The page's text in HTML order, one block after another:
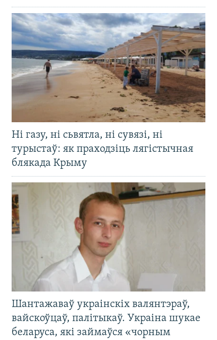
Ні газу, ні сьвятла, ні сувязі, ні
турыстаў: як праходзіць лягістычная
блякада Крыму
Шантажаваў украінскіх валянтэраў,
вайскоўцаў, палітыкаў. Украіна шукае
беларуса, які займаўся «чорным